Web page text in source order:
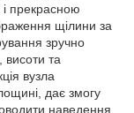
і прекрасною
щілини за
зручно
висоти та
вузла
дає змогу
наведення